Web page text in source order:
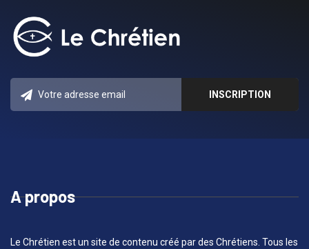
A propos
Le Chrétien est un site de contenu créé par des Chrétiens. Tous les